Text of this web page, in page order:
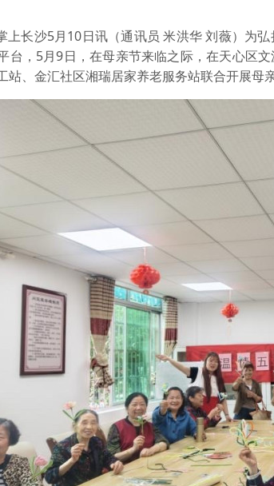
长沙5月10日讯 （通讯员 米洪华 刘薇）为
台， 5月9日，在母亲节来临之际，在天心区
站、金汇社区湘瑞居家养老服务站联合开展母